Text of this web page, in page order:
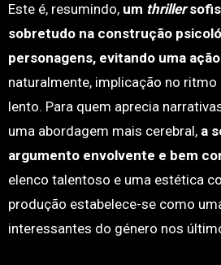
Este é, resumindo, um thriller
sobretudo na construção
personagens, evitando uma
naturalmente, implicação no ritmo
lento. Para quem aprecia
uma abordagem mais cerebral,a
argumento envolvente e bem
elenco talentoso e uma estética
produção estabelece-se como
interessantes do género nos